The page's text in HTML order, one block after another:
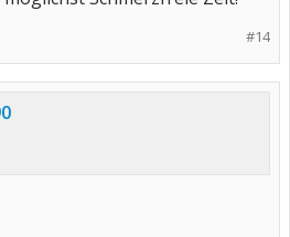
#14